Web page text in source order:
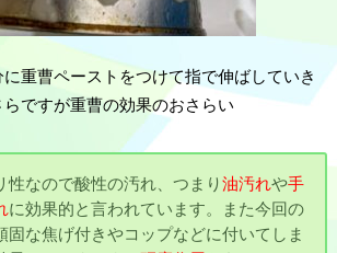
重曹ペーストをつけて指で伸ばしていき
ですが重曹の効果のおさらい
性なので酸性の汚れ、つまり油汚れや手
に効果的と言われています。また今回の
固な焦げ付きやコップなどに付いてしま